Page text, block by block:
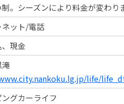
。シーズンにより料金が変わり
ット/電話
現金
life/
グカーライフ